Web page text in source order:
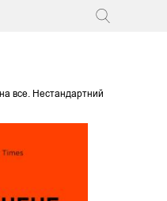
все. Нестандартний